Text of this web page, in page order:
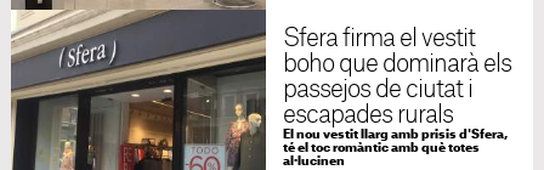
Sfera firma el vestit
boho que dominarà els
passejos de ciutat i
escapades rurals
El nou vestit llarg amb prisis d'Sfera,
té el toc romàntic amb què totes
al·lucinen